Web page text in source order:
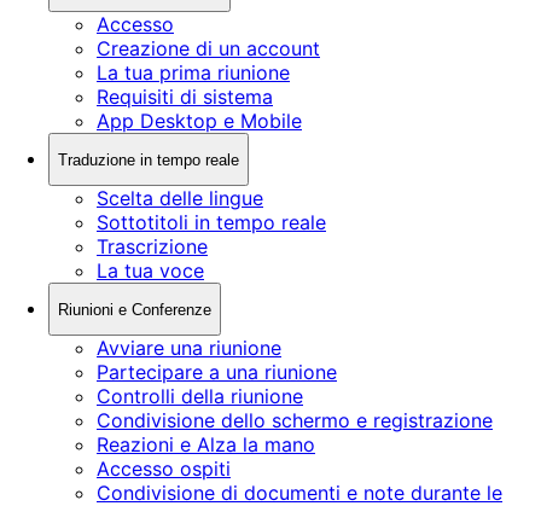
Accesso
Creazione di un account
La tua prima riunione
Requisiti di sistema
App Desktop e Mobile
Traduzione in tempo reale
Scelta delle lingue
Sottotitoli in tempo reale
Trascrizione
La tua voce
Riunioni e Conferenze
Avviare una riunione
Partecipare a una riunione
Controlli della riunione
Condivisione dello schermo e registrazione
Reazioni e Alza la mano
Accesso ospiti
Condivisione di documenti e note durante le